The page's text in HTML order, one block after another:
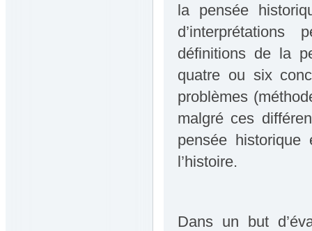
la pensée
définitions de la
quatre ou six
problèmes
malgré ces
pensée historique
l’histoire.
Dans un but